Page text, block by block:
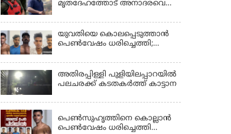
ജാമ്യാപേക്ഷ തള്ളി
മൃതദേഹത്തോട് അനാദരവെന്ന്
ക്രമീകരണത്തില്‍ ഗുരുതര
വീഴ്ച; മൃതദേഹം ചാവക്കാട്
വരെ എത്തിച്ചത് ഫ്രീസര്‍
സംവിധാനം ഇല്ലാതെയെന്നും
ആരോപണം
യുവതിയെ കൊലപ്പെടുത്താൻ
പെൺവേഷം ധരിച്ചെത്തി;
അതിരപ്പിള്ളി പുളിയിലപ്പാറയിൽ
പലചരക്ക് കടതകർത്ത് കാട്ടാന
പെണ്‍സുഹൃത്തിനെ കൊല്ലാന്‍
പെണ്‍വേഷം ധരിച്ചെത്തി